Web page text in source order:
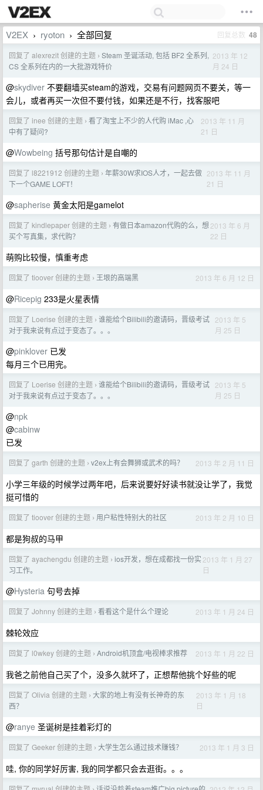
V2EX › ryoton › 全部回复 回复总数 48
回复了 alexrezit 创建的主题 › Steam 圣诞活动, 包括 BF2 全系列,
CS 全系列在内的一大批游戏特价
2013 年 12
月 24 日
@skydiver 不要翻墙买steam的游戏，交易有问题网页不要关，等一
会儿，或者再买一次但不要付钱，如果还是不行，找客服吧
回复了 inee 创建的主题 › 看了淘宝上不少的人代购 iMac ,心
中有了疑问?
2013 年 11 月
21 日
@Wowbeing 括号那句估计是自嘲的
回复了 l8221912 创建的主题 › 年薪30W求IOS人才，一起去做
下一个GAME LOFT！
2013 年 11 月
21 日
@sapherise 黄金太阳是gamelot
回复了 kindlepaper 创建的主题 › 有做日本amazon代购的么，想
买个写真集，求代购？
2013 年 6 月
22 日
萌购比较慢，慎重考虑
回复了 tioover 创建的主题 › 王垠的高端黑 2013 年 6 月 12 日
@Ricepig 233是火星表情
回复了 Loerise 创建的主题 › 谁能给个Bilibili的邀请码，晋级考试
对于我来说有点过于变态了。。。
2013 年 5
月 25 日
@pinklover 已发
每月三个已用完。
回复了 Loerise 创建的主题 › 谁能给个Bilibili的邀请码，晋级考试
对于我来说有点过于变态了。。。
2013 年 5
月 25 日
@npk
@cabinw
已发
回复了 garth 创建的主题 › v2ex上有会舞狮或武术的吗？ 2013 年 2 月 11 日
小学三年级的时候学过两年吧，后来说要好好读书就没让学了，我觉
挺可惜的
回复了 tioover 创建的主题 › 用户粘性特别大的社区 2013 年 2 月 10 日
都是狗叔的马甲
回复了 ayachengdu 创建的主题 › ios开发，想在成都找一份实
习工作。
2013 年 1 月 27
日
@Hysteria 句号去掉
回复了 Johnny 创建的主题 › 看看这个是什么个理论 2013 年 1 月 24 日
棘轮效应
回复了 l0wkey 创建的主题 › Android机顶盒/电视棒求推荐 2013 年 1 月 22 日
我爸之前他自己买了个，没多久就坏了，正想帮他挑个好些的呢
回复了 Olivia 创建的主题 › 大家的地上有没有长神奇的东
西？
2013 年 1 月 18
日
@ranye 圣诞树是挂着彩灯的
回复了 Geeker 创建的主题 › 大学生怎么通过技术赚钱？ 2013 年 1 月 3 日
哇, 你的同学好厉害, 我的同学都只会去逛街。。。